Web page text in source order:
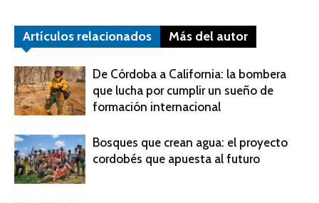
Artículos relacionados Más del autor
De Córdoba a California: la bombera
que lucha por cumplir un sueño de
formación internacional
Bosques que crean agua: el proyecto
cordobés que apuesta al futuro